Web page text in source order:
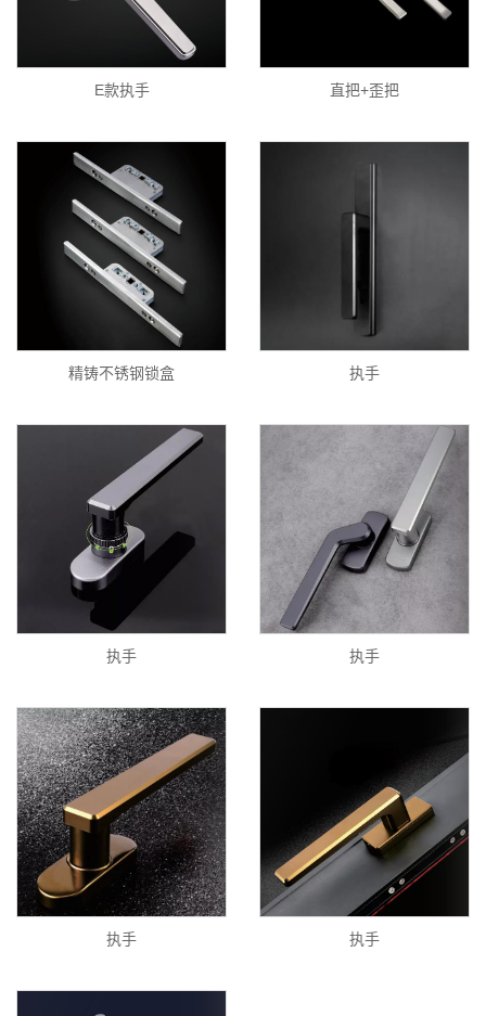
E款执手 直把+歪把
精铸不锈钢锁盒 执手
执手 执手
执手 执手